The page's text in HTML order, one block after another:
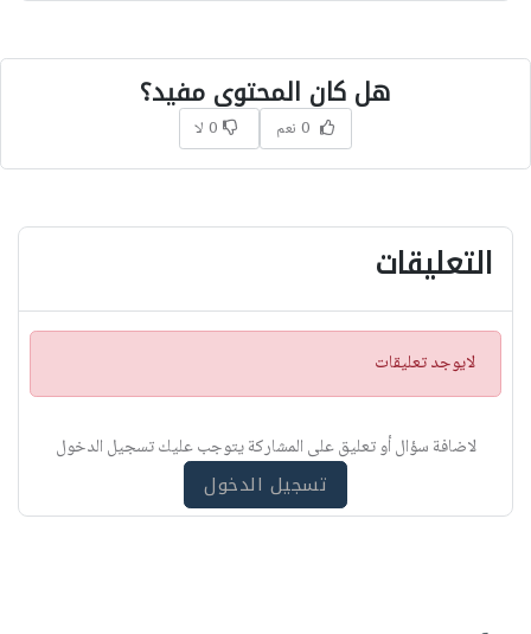
هل كان المحتوى مفيد؟
0 نعم 0 لا
التعليقات
ت
ن
ي
لايوجد تعليقات
لاضافة سؤال أو تعليق على المشاركة يتوجب عليك تسجيل الدخول
تسجيل الدخول